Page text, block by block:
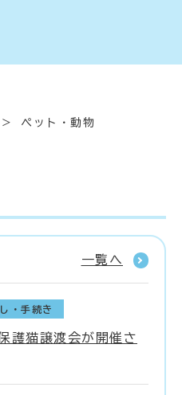
ペット・動物
一覧へ
・手続き
護猫譲渡会が開催さ